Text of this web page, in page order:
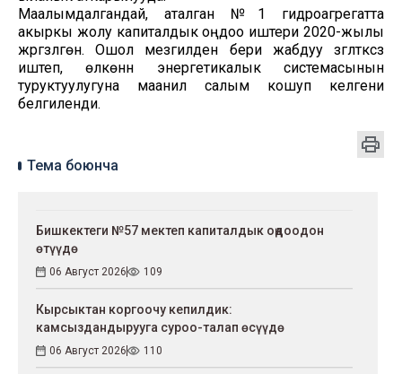
Маалымдалгандай, аталган №1 гидроагрегатта
акыркы жолу капиталдык оңдоо иштери 2020-жылы
жүргүзүлгөн. Ошол мезгилден бери жабдуу үзгүлтүксүз
иштеп, өлкөнүн энергетикалык системасынын
туруктуулугуна маанилүү салым кошуп келгени
белгиленди.
Тема боюнча
Бишкектеги №57 мектеп капиталдык оңдоодон
өтүүдө
06 Август 2026 109
Кырсыктан коргоочу кепилдик:
камсыздандырууга суроо-талап өсүүдө
06 Август 2026 110